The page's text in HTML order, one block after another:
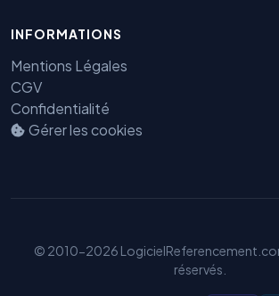
INFORMATIONS
Mentions Légales
CGV
Confidentialité
Gérer les cookies
© 2010-2026
réservés.